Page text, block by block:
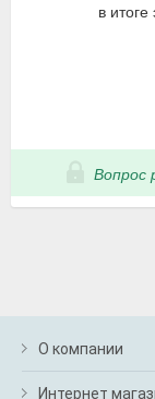
в
Вопрос
О компании
Интернет